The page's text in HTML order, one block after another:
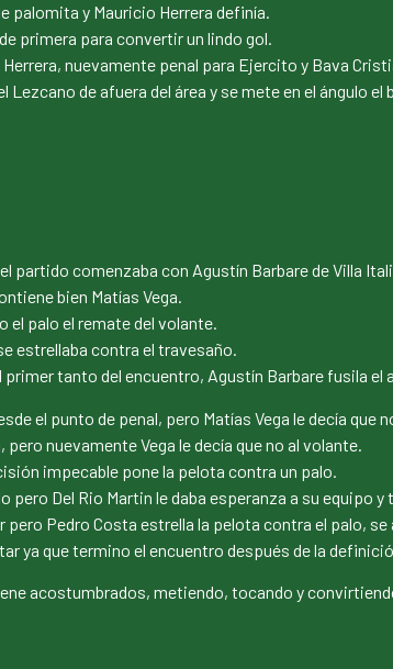
palomita y Mauricio Herrera definía.
primera para convertir un lindo gol.
nuevamente penal para Ejercito y Bava
de afuera del área y se mete en el ángulo
partido comenzaba con Agustín Barbare de Villa
bien Matías Vega.
el palo el remate del volante.
estrellaba contra el travesaño.
tanto del encuentro, Agustín Barbare fusila el
el punto de penal, pero Matías Vega le decía que
nuevamente Vega le decía que no al volante.
impecable pone la pelota contra un palo.
Del Rio Martin le daba esperanza a su equipo y
Pedro Costa estrella la pelota contra el palo,
ya que termino el encuentro después de la
acostumbrados, metiendo, tocando y